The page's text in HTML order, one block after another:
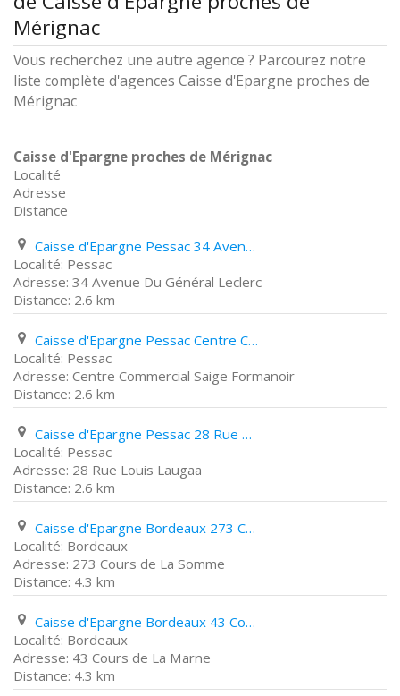
Mérignac
Vous recherchez une autre agence ? Parcourez notre
liste complète d'agences Caisse d'Epargne proches de
Mérignac
Caisse d'Epargne proches de Mérignac
Localité
Adresse
Distance
Caisse d'Epargne Pessac 34 Avenue Du Général Leclerc
Pessac
34 Avenue Du Général Leclerc
2.6 km
Caisse d'Epargne Pessac Centre Commercial Saige Formanoir
Pessac
Centre Commercial Saige Formanoir
2.6 km
Caisse d'Epargne Pessac 28 Rue Louis Laugaa
Pessac
28 Rue Louis Laugaa
2.6 km
Caisse d'Epargne Bordeaux 273 Cours de La Somme
Bordeaux
273 Cours de La Somme
4.3 km
Caisse d'Epargne Bordeaux 43 Cours de La Marne
Bordeaux
43 Cours de La Marne
4.3 km